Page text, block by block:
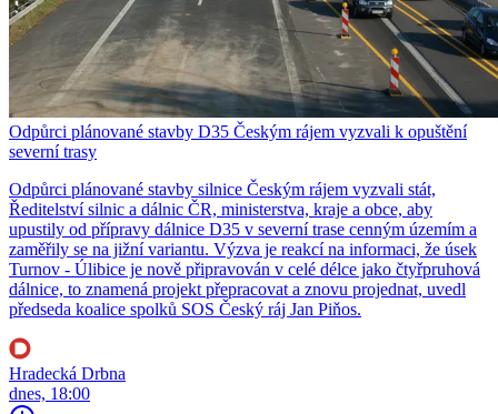
Odpůrci plánované stavby D35 Českým rájem vyzvali k opuštění
severní trasy
Odpůrci plánované stavby silnice Českým rájem vyzvali stát,
Ředitelství silnic a dálnic ČR, ministerstva, kraje a obce, aby
upustily od přípravy dálnice D35 v severní trase cenným územím a
zaměřily se na jižní variantu. Výzva je reakcí na informaci, že úsek
Turnov - Úlibice je nově připravován v celé délce jako čtyřpruhová
dálnice, to znamená projekt přepracovat a znovu projednat, uvedl
předseda koalice spolků SOS Český ráj Jan Piňos.
Hradecká Drbna
dnes, 18:00